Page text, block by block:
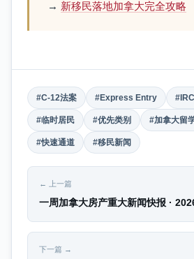
→ 新移民落地加拿大完全攻略
#C-12法案 #Express Entry
#临时居民 #优先类别 #加拿大留
#快速通道 #移民新闻
← 上一篇
一周加拿大房产重大新闻快报 ·
下一篇 →